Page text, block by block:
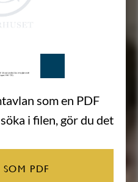
som en PDF
i filen, gör du det
PDF